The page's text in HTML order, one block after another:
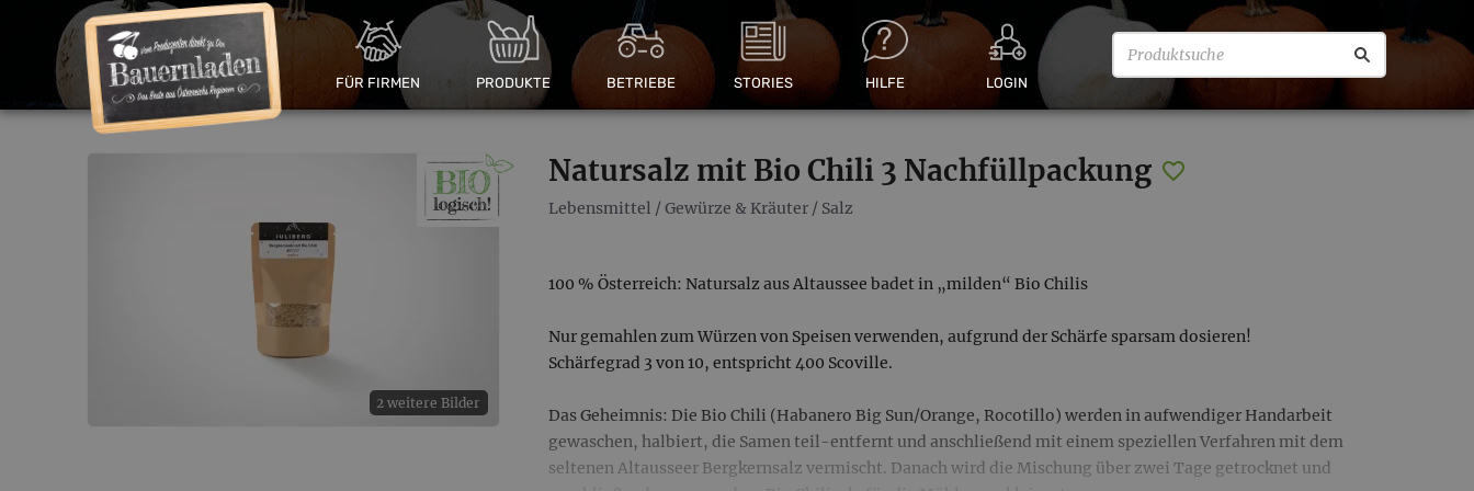
FÜR FIRMEN PRODUKTE BETRIEBE STORIES HILFE LOGIN
Natursalz mit Bio Chili 3 Nachfüllpackung
Lebensmittel / Gewürze & Kräuter / Salz
2 weitere Bilder
100 % Österreich: Natursalz aus Altaussee badet in „milden“ Bio Chilis
Nur gemahlen zum Würzen von Speisen verwenden, aufgrund der Schärfe sparsam dosieren!
Schärfegrad 3 von 10, entspricht 400 Scoville.
Das Geheimnis: Die Bio Chili (Habanero Big Sun/Orange, Rocotillo) werden in aufwendiger Handarbeit
gewaschen, halbiert, die Samen teil-entfernt und anschließend mit einem speziellen Verfahren mit dem
seltenen Altausseer Bergkernsalz vermischt. Danach wird die Mischung über zwei Tage getrocknet und